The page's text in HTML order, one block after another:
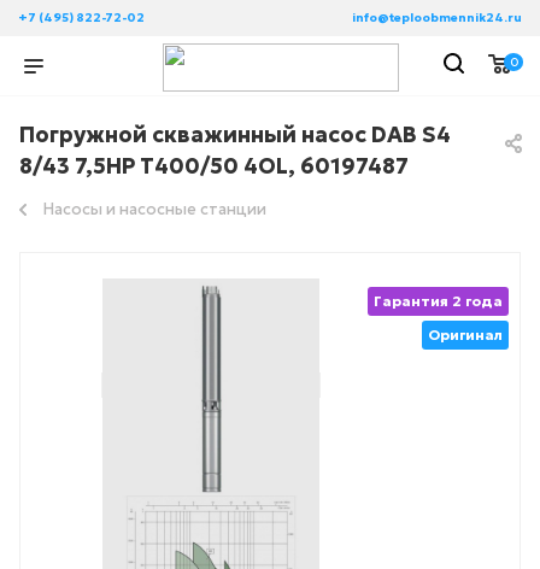
+7 (495) 822-72-02 info@teploobmennik24.ru
0
Погружной скважинный насос DAB S4
8/43 7,5HP T400/50 4OL, 60197487
Насосы и насосные станции
Гарантия 2 года
Оригинал